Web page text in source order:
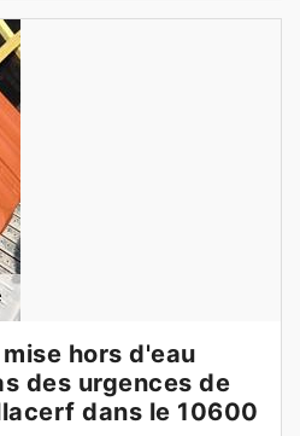
hors d'eau
des urgences de
dans le 10600